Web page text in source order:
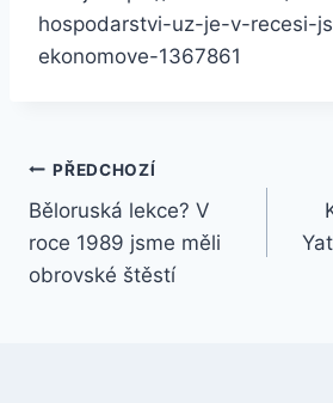
hospodarstvi-uz-je-v-recesi-
ekonomove-1367861
Navigace
pro
příspěvek
PŘEDCHOZÍ
Běloruská lekce? V
roce 1989 jsme měli
obrovské štěstí